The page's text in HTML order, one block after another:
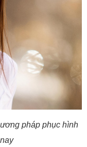
pháp phục hình